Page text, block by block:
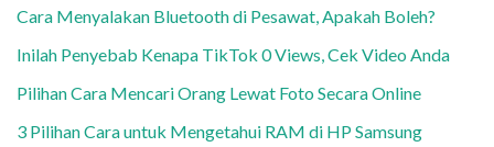
Cara Menyalakan Bluetooth di Pesawat, Apakah Boleh?
Inilah Penyebab Kenapa TikTok 0 Views, Cek Video Anda
Pilihan Cara Mencari Orang Lewat Foto Secara Online
3 Pilihan Cara untuk Mengetahui RAM di HP Samsung